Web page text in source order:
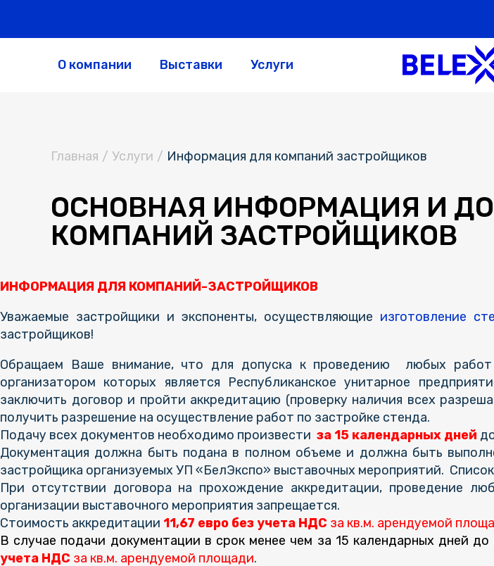
О компании Выставки Услуги
Главная / Услуги / Информация для компаний застройщиков
ОСНОВНАЯ ИНФОРМАЦИЯ И
КОМПАНИЙ ЗАСТРОЙЩИКОВ
ИНФОРМАЦИЯ ДЛЯ КОМПАНИЙ-ЗАСТРОЙЩИКОВ
Уважаемые застройщики и экспоненты, осуществляющие изготовление
застройщиков!
Обращаем Ваше внимание, что для допуска к проведению любых работ
организатором которых является Республиканское унитарное
заключить договор и пройти аккредитацию (проверку наличия всех
получить разрешение на осуществление работ по застройке стенда.
Подачу всех документов необходимо произвести за 15 календарных дней
Документация должна быть подана в полном объеме и должна быть
застройщика организуемых УП «БелЭкспо» выставочных мероприятий.
При отсутствии договора на прохождение аккредитации, проведение
организации выставочного мероприятия запрещается.
Стоимость аккредитации 11,67 евро без учета НДС за кв.м. арендуемой
В случае подачи документации в срок менее чем за 15 календарных дней
учета НДС за кв.м. арендуемой площади.